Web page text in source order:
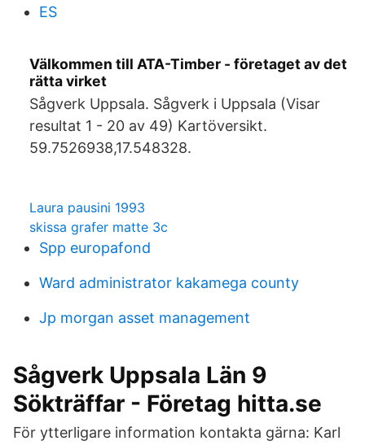
ES
Välkommen till ATA-Timber - företaget av det
rätta virket
Sågverk Uppsala. Sågverk i Uppsala (Visar
resultat 1 - 20 av 49) Kartöversikt.
59.7526938,17.548328.
Laura pausini 1993
skissa grafer matte 3c
Spp europafond
Ward administrator kakamega county
Jp morgan asset management
Sågverk Uppsala Län 9
Sökträffar - Företag hitta.se
För ytterligare information kontakta gärna: Karl